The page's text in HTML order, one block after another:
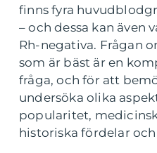
finns fyra
– och dessa kan även
Rh-negativa. Frågan
som är bäst är en
fråga, och för att
undersöka olika
popularitet,
historiska fördelar